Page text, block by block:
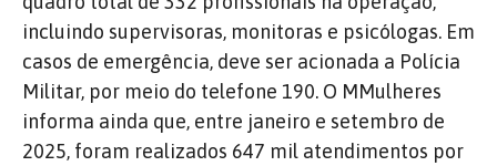
incluindo supervisoras, monitoras e psicólogas. Em
casos de emergência, deve ser acionada a Polícia
Militar, por meio do telefone 190. O MMulheres
informa ainda que, entre janeiro e setembro de
2025, foram realizados 647 mil atendimentos por